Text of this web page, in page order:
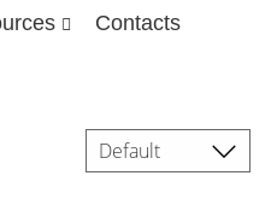
Contacts